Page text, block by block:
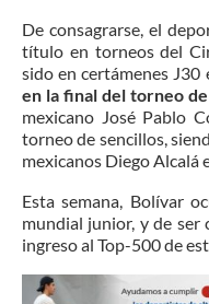
De consagrarse, el
título en torneos del
sido en certámenes J30
en la final del torneo
mexicano José Pablo
torneo de sencillos,
mexicanos Diego Alcalá
Esta semana, Bolívar
mundial junior, y de ser
ingreso al Top-500 de